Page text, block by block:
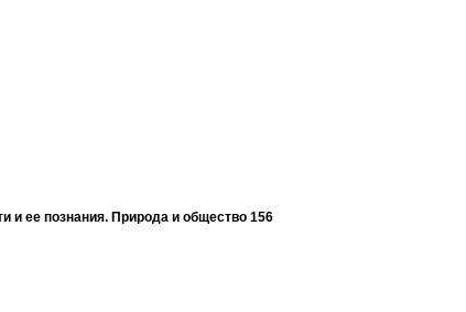
и ее познания. Природа и общество 156